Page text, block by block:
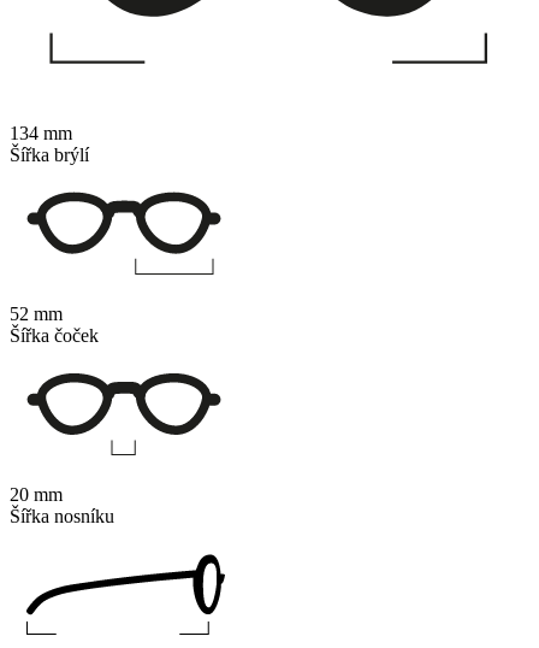
134 mm
Šířka brýlí
52 mm
Šířka čoček
20 mm
Šířka nosníku